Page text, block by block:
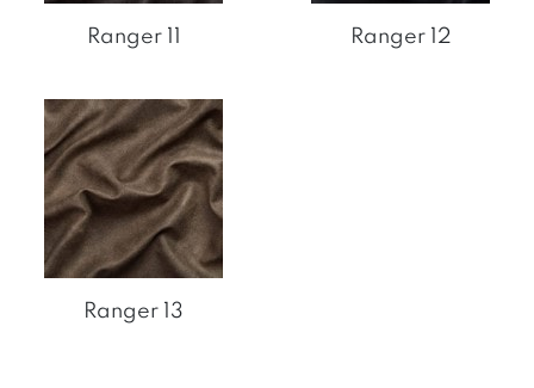
Ranger 11 Ranger 12
Ranger 13